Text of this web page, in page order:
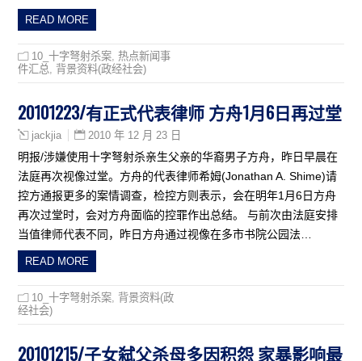
READ MORE
10_十字弩射杀案 ,热点新闻事
件汇总
背景资料(政经社会)
20101223/有正式代表律师 方舟1月6日再过堂
jackjia 2010 年 12 月 23 日
明报/涉嫌使用十字弩射杀亲生父亲的华裔男子方舟，昨日早晨在
法庭再次视像过堂。方舟的代表律师希姆(Jonathan A. Shime)请
控方通报更多的案情调查，检控方则表示，会在明年1月6日方舟
再次过堂时，会对方舟面临的控罪作出总结。 与前次由法庭安排
当值律师代表不同，昨日方舟通过视像在多市书院公园法…
READ MORE
10_十字弩射杀案 背景资料(政
经社会)
20101215/子女弑父杀母多因积怨 家暴影响最